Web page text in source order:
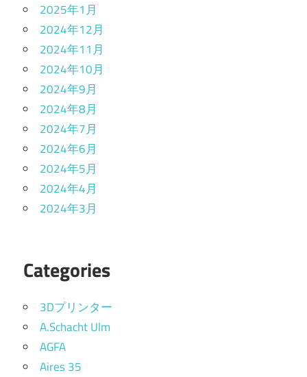
2025年1月
2024年12月
2024年11月
2024年10月
2024年9月
2024年8月
2024年7月
2024年6月
2024年5月
2024年4月
2024年3月
Categories
3Dプリンター
A.Schacht Ulm
AGFA
Aires 35